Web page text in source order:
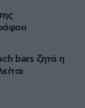
bars ζητά η